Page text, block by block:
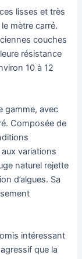
lisses et très
mètre carré.
couches
résistance
10 à 12
gamme, avec
Composée de
variations
naturel rejette
d’algues. Sa
intéressant
que la